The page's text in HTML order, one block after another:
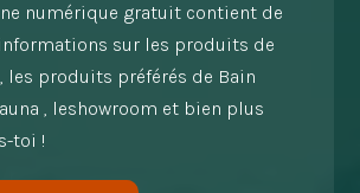
numérique gratuit contient de
sur les produits de
les produits préférés de Bain
, leshowroom et bien plus
toi !